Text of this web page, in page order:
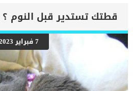
الطرف المصاب بوضعيته السليمة
على الطرف المصاب عند القطة ويتم
القطة.تأتى بعد ذلك خطوة لف الطرف
فجوات او فتحات بين الساق
الطرف المكسور لقطتك هى لفها بضمادة
ايضا: أعراض تعسر ولادة القطط وعلاجها
على اصابات قطتك الجسدية عمل الجبائر
الا انه يحتمل الفشل بسبب عدم تفهم
التامة ومقاومتهم لقيد الجبيرة. بناء
7 فبراير 2023